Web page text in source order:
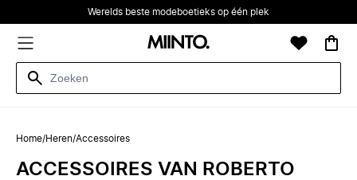
Werelds beste modeboetieks op één plek
Home/Heren/Accessoires
ACCESSOIRES VAN ROBERTO